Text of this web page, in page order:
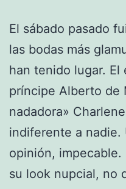
El sábado pasado
las bodas más
han tenido lugar.
príncipe Alberto de
nadadora»
indiferente a nadie.
opinión, impecable.
su look nupcial, no